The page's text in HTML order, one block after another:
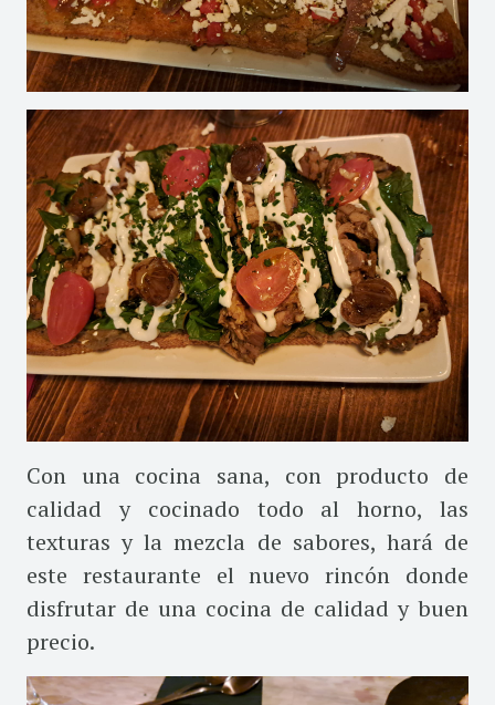
Con una cocina sana, con producto de
calidad y cocinado todo al horno, las
texturas y la mezcla de sabores, hará de
este restaurante el nuevo rincón donde
disfrutar de una cocina de calidad y buen
precio.